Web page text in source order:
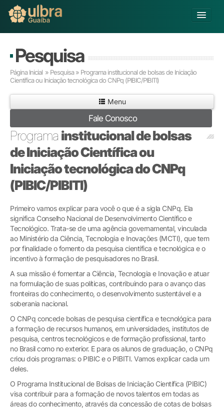
Buscar
Já sou Aluno
Matricule-se
Graduação
Pós-graduação
Educação a Distância
Pesquisa
Extensão
Inovação
Sobre a ULBRA
Pesquisa
Página Inicial » Pesquisa » Programa institucional de bolsas de Iniciação
Científica ou Iniciação tecnológica do CNPq (PIBIC/PIBITI)
Menu
Fale Conosco
Programa institucional de bolsas
de Iniciação Científica ou
Iniciação tecnológica do CNPq
(PIBIC/PIBITI)
Primeiro vamos explicar para você o que é a sigla CNPq. Ela
significa Conselho Nacional de Desenvolvimento Científico e
Tecnológico. Trata-se de uma agência governamental, vinculada
ao Ministério da Ciência, Tecnologia e Inovações (MCTI), que tem
por finalidade o fomento da pesquisa científica e tecnológica e o
incentivo à formação de pesquisadores no Brasil.
A sua missão é fomentar a Ciência, Tecnologia e Inovação e atuar
na formulação de suas políticas, contribuindo para o avanço das
fronteiras do conhecimento, o desenvolvimento sustentável e a
soberania nacional.
O CNPq concede bolsas de pesquisa científica e tecnológica para
a formação de recursos humanos, em universidades, institutos de
pesquisa, centros tecnológicos e de formação profissional, tanto
no Brasil como no exterior. E para os alunos de graduação, o CNPq
criou dois programas: o PIBIC e o PIBITI. Vamos explicar cada um
deles.
O Programa Institucional de Bolsas de Iniciação Científica (PIBIC)
visa contribuir para a formação de novos talentos em todas as
áreas do conhecimento, através da concessão de cotas de bolsas